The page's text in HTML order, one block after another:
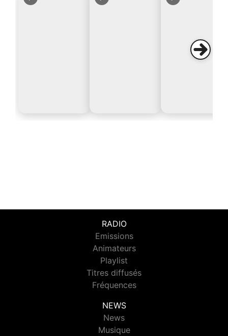
RADIO
Emissions
Animateurs
Playlist
Titres diffusés
Fréquences
NEWS
News
Musique